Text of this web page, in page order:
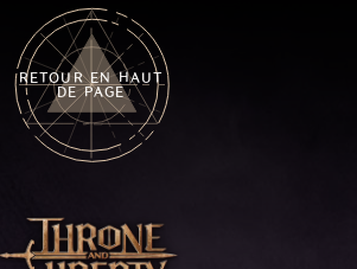
equipment that awaits.
RETOUR EN HAUT
DE PAGE